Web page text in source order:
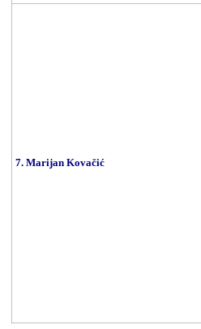
7. Marijan Kovačić